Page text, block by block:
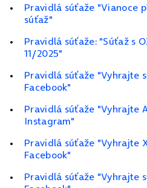
Pravidlá súťaže "Vianoce
súťaž"
Pravidlá súťaže: "Súťaž s
11/2025"
Pravidlá súťaže "Vyhrajte
Facebook"
Pravidlá súťaže "Vyhrajte
Instagram"
Pravidlá súťaže "Vyhrajte
Facebook"
Pravidlá súťaže "Vyhrajte